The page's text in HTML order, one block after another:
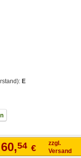
E
60,54 €
zzgl.
Versand